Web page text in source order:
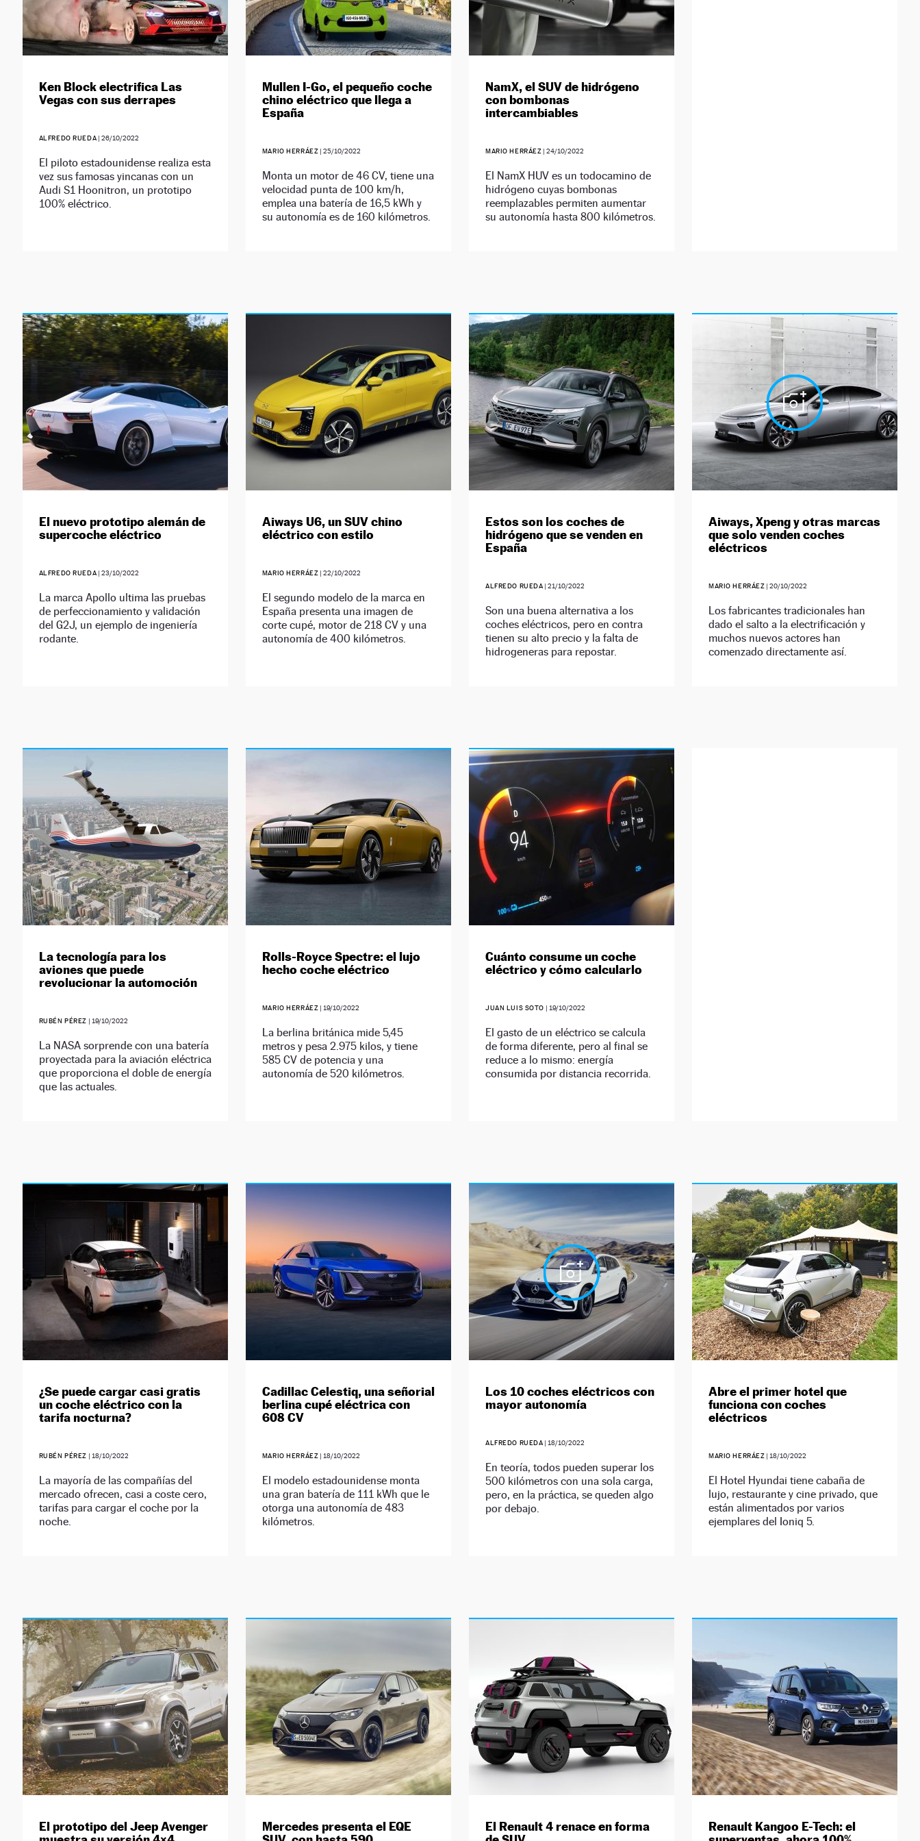
Ken Block electrifica Las
Vegas con sus derrapes
ALFREDO RUEDA |26/10/2022
El piloto estadounidense realiza esta
vez sus famosas yincanas con un
Audi S1 Hoonitron, un prototipo
100% eléctrico.
Mullen I-Go, el pequeño coche
chino eléctrico que llega a
España
MARIO HERRÁEZ |25/10/2022
Monta un motor de 46 CV, tiene una
velocidad punta de 100 km/h,
emplea una batería de 16,5 kWh y
su autonomía es de 160 kilómetros.
NamX, el SUV de hidrógeno
con bombonas
intercambiables
MARIO HERRÁEZ |24/10/2022
El NamX HUV es un todocamino de
hidrógeno cuyas bombonas
reemplazables permiten aumentar
su autonomía hasta 800 kilómetros.
El nuevo prototipo alemán de
supercoche eléctrico
ALFREDO RUEDA |23/10/2022
La marca Apollo ultima las pruebas
de perfeccionamiento y validación
del G2J, un ejemplo de ingeniería
rodante.
Aiways U6, un SUV chino
eléctrico con estilo
MARIO HERRÁEZ |22/10/2022
El segundo modelo de la marca en
España presenta una imagen de
corte cupé, motor de 218 CV y una
autonomía de 400 kilómetros.
Estos son los coches de
hidrógeno que se venden en
España
ALFREDO RUEDA |21/10/2022
Son una buena alternativa a los
coches eléctricos, pero en contra
tienen su alto precio y la falta de
hidrogeneras para repostar.
Aiways, Xpeng y otras marcas
que solo venden coches
eléctricos
MARIO HERRÁEZ |20/10/2022
Los fabricantes tradicionales han
dado el salto a la electrificación y
muchos nuevos actores han
comenzado directamente así.
La tecnología para los
aviones que puede
revolucionar la automoción
RUBÉN PÉREZ | 19/10/2022
La NASA sorprende con una batería
proyectada para la aviación eléctrica
que proporciona el doble de energía
que las actuales.
Rolls-Royce Spectre: el lujo
hecho coche eléctrico
MARIO HERRÁEZ | 19/10/2022
La berlina británica mide 5,45
metros y pesa 2.975 kilos, y tiene
585 CV de potencia y una
autonomía de 520 kilómetros.
Cuánto consume un coche
eléctrico y cómo calcularlo
JUAN LUIS SOTO | 19/10/2022
El gasto de un eléctrico se calcula
de forma diferente, pero al final se
reduce a lo mismo: energía
consumida por distancia recorrida.
¿Se puede cargar casi gratis
un coche eléctrico con la
tarifa nocturna?
RUBÉN PÉREZ | 18/10/2022
La mayoría de las compañías del
mercado ofrecen, casi a coste cero,
tarifas para cargar el coche por la
noche.
Cadillac Celestiq, una señorial
berlina cupé eléctrica con
608 CV
MARIO HERRÁEZ | 18/10/2022
El modelo estadounidense monta
una gran batería de 111 kWh que le
otorga una autonomía de 483
kilómetros.
Los 10 coches eléctricos con
mayor autonomía
ALFREDO RUEDA | 18/10/2022
En teoría, todos pueden superar los
500 kilómetros con una sola carga,
pero, en la práctica, se queden algo
por debajo.
Abre el primer hotel que
funciona con coches
eléctricos
MARIO HERRÁEZ | 18/10/2022
El Hotel Hyundai tiene cabaña de
lujo, restaurante y cine privado, que
están alimentados por varios
ejemplares del Ioniq 5.
El prototipo del Jeep Avenger
Mercedes presenta el EQE
El Renault 4 renace en forma
Renault Kangoo E-Tech: el